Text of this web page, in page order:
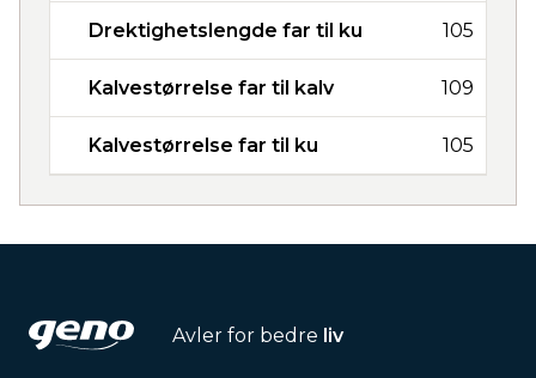
Drektighetslengde far til ku 105
Kalvestørrelse far til kalv 109
Kalvestørrelse far til ku 105
Avler for bedre liv